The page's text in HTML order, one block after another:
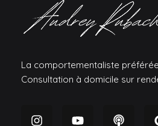
La comportementaliste
Consultation à domicile sur